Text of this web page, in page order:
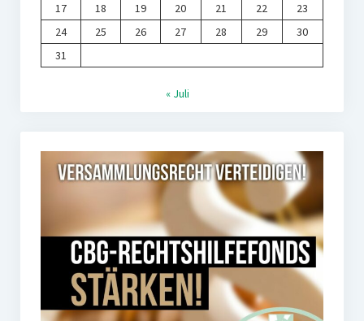
17
18 19 20 21 22
23
24
25 26 27 28 29
30
31
« Juli